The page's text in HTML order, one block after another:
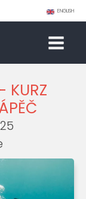
ENGLISH
KURZ